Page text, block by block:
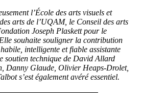
l’École des arts visuels et
arts de l’UQAM, le Conseil des arts
Joseph Plaskett pour le
souhaite souligner la contribution
intelligente et fiable assistante
soutien technique de David Allard
Danny Glaude, Olivier Heaps-Drolet,
s’est également avéré essentiel.